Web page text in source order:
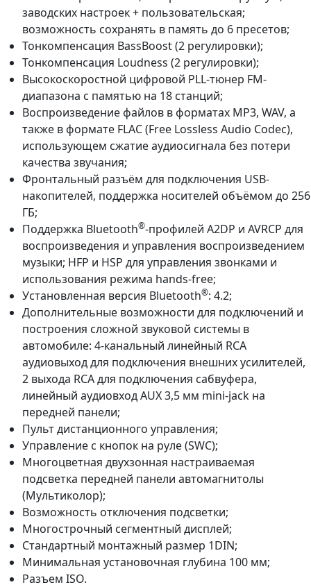
заводских настроек + пользовательская;
возможность сохранять в память до 6 пресетов;
Тонкомпенсация BassBoost (2 регулировки);
Тонкомпенсация Loudness (2 регулировки);
Высокоскоростной цифровой PLL-тюнер FM-
диапазона с памятью на 18 станций;
Воспроизведение файлов в форматах MP3, WAV, а
также в формате FLAC (Free Lossless Audio Codec),
использующем сжатие аудиосигнала без потери
качества звучания;
Фронтальный разъём для подключения USB-
накопителей, поддержка носителей объёмом до 256
ГБ;
Поддержка Bluetooth®-профилей A2DP и AVRCP для
воспроизведения и управления воспроизведением
музыки; HFP и HSP для управления звонками и
использования режима hands-free;
Установленная версия Bluetooth®: 4.2;
Дополнительные возможности для подключений и
построения сложной звуковой системы в
автомобиле: 4-канальный линейный RCA
аудиовыход для подключения внешних усилителей,
2 выхода RCA для подключения сабвуфера,
линейный аудиовход AUX 3,5 мм mini-jack на
передней панели;
Пульт дистанционного управления;
Управление с кнопок на руле (SWC);
Многоцветная двухзонная настраиваемая
подсветка передней панели автомагнитолы
(Мультиколор);
Возможность отключения подсветки;
Многострочный сегментный дисплей;
Стандартный монтажный размер 1DIN;
Минимальная установочная глубина 100 мм;
Разъем ISO.